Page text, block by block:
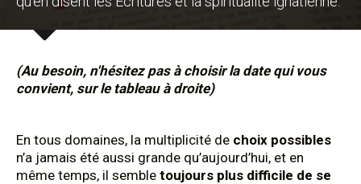
(Au besoin, n'hésitez pas à choisir la date qui vous
convient, sur le tableau à droite)
En tous domaines, la multiplicité de choix possibles
n’a jamais été aussi grande qu’aujourd’hui, et en
même temps, il semble toujours plus difficile de se